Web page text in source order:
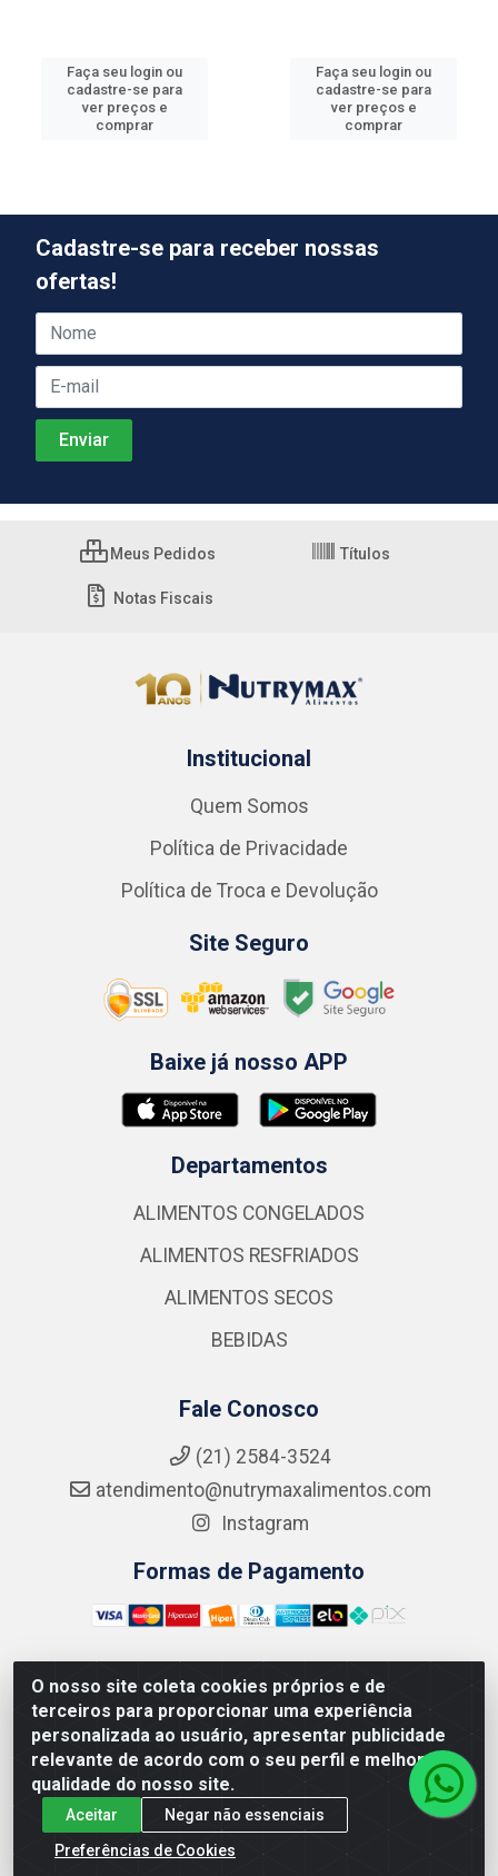
Faça seu login ou
cadastre-se para
ver preços e
comprar
Faça seu login ou
cadastre-se para
ver preços e
comprar
O nosso site coleta cookies próprios e de
terceiros para proporcionar uma experiência
personalizada ao usuário, apresentar publicidade
relevante de acordo com o seu perfil e melhorar a
qualidade do nosso site.
Aceitar
Negar não essenciais
Preferências de Cookies
Cadastre-se para receber nossas
ofertas!
Meus Pedidos Títulos
Notas Fiscais
Institucional
Quem Somos
Política de Privacidade
Política de Troca e Devolução
Site Seguro
Baixe já nosso APP
Departamentos
ALIMENTOS CONGELADOS
ALIMENTOS RESFRIADOS
ALIMENTOS SECOS
BEBIDAS
Fale Conosco
(21) 2584-3524
atendimento@nutrymaxalimentos.com
Instagram
Formas de Pagamento
NUTRY MAX COMÉRCIO DE PRODUTOS ALIMENTICIOS
LTDA - RUA DO FEIJÃO, 721 PENHA CIRCULAR/RJ -
CNPJ: 15.796.122/0001-03